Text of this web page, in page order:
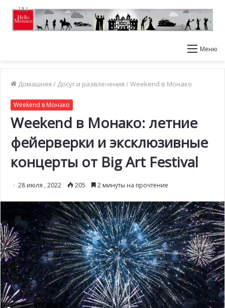
Меню
Домашняя / Досуг и развлечения /Weekend в Монако
Weekend в Монако
Weekend в Монако: летние
фейерверки и эксклюзивные
концерты от Big Art Festival
28 июля , 2022 205 2 минуты на прочтение